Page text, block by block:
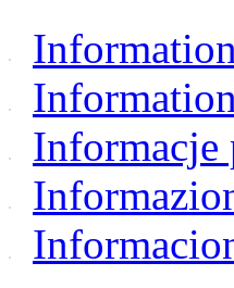
Informacje